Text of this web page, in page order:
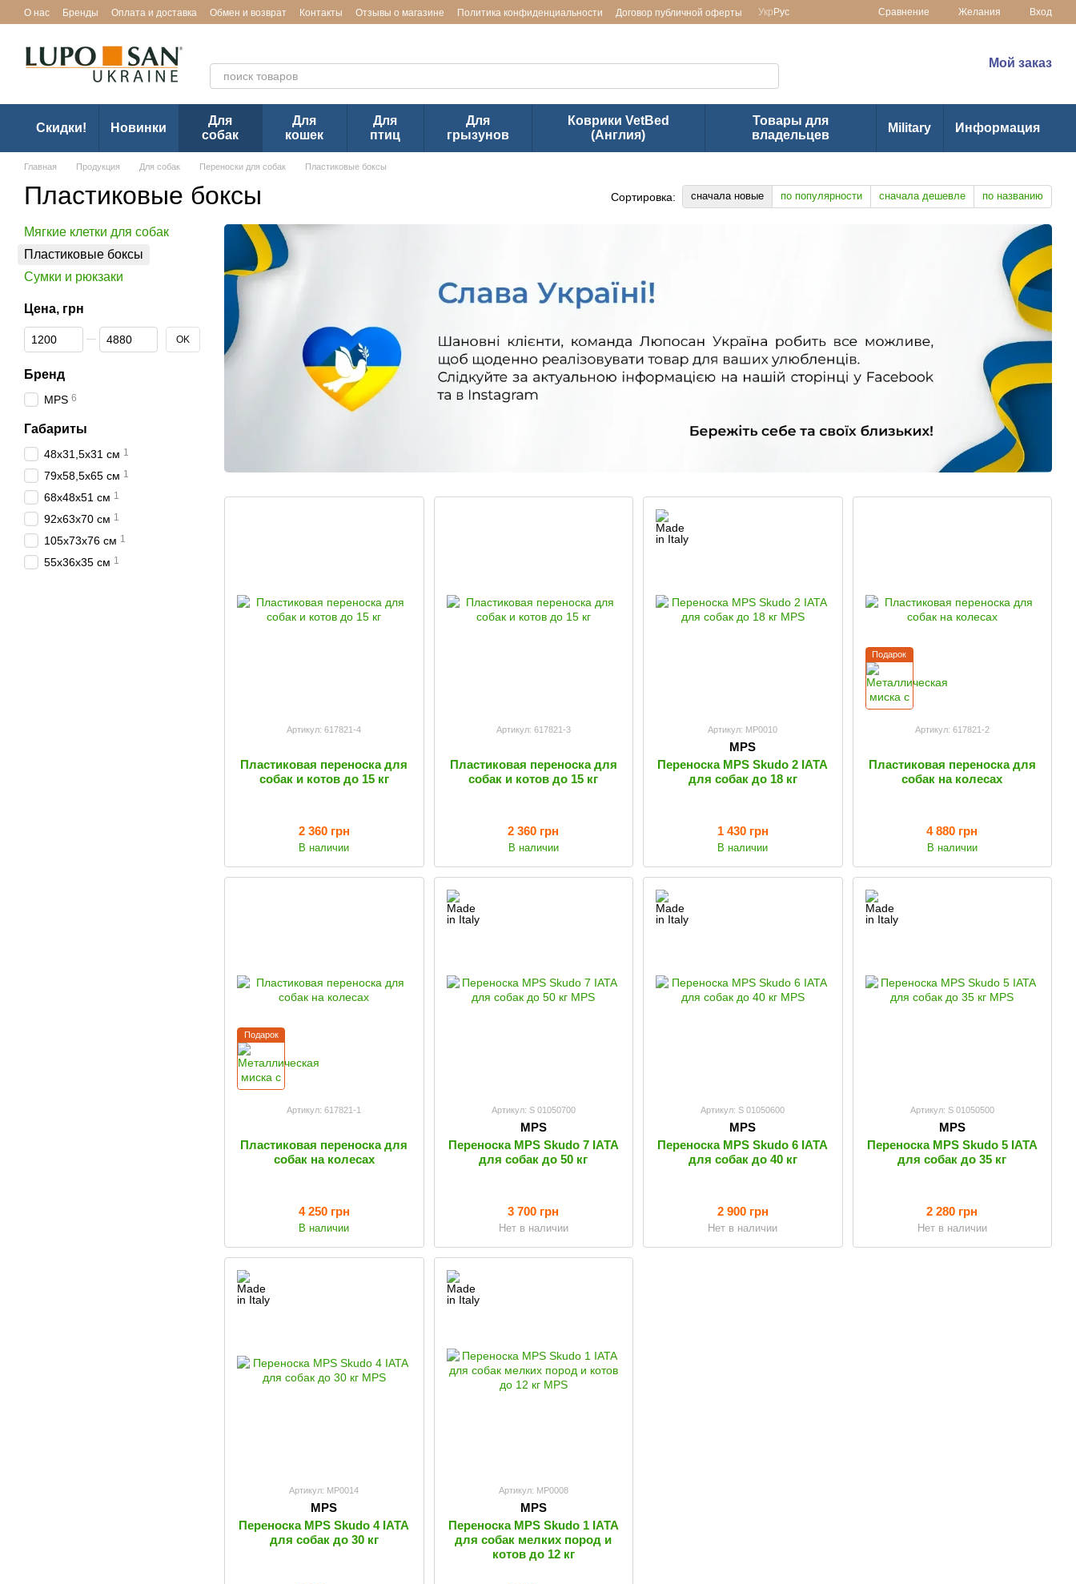
Перейти к основному контенту
О нас Бренды Оплата и доставка Обмен и возврат Контакты Отзывы о магазине Политика конфиденциальности Договор публичной оферты Укр Рус Сравнение Желания Вход
Мой заказ
Скидки! Новинки
Для
собак
Для
кошек
Для
птиц
Для
грызунов
Коврики VetBed
(Англия)
Товары для
владельцев
Military Информация
Главная Продукция Для собак Переноски для собак Пластиковые боксы
Пластиковые боксы Сортировка: сначала новые по популярности сначала дешевле по названию
Артикул: 617821-4
Пластиковая переноска для
собак и котов до 15 кг
2 360 грн
В наличии
Артикул: 617821-3
Пластиковая переноска для
собак и котов до 15 кг
2 360 грн
В наличии
Артикул: MP0010
MPS
Переноска MPS Skudo 2 IATA
для собак до 18 кг
1 430 грн
В наличии
Подарок
Артикул: 617821-2
Пластиковая переноска для
собак на колесах
4 880 грн
В наличии
Подарок
Артикул: 617821-1
Пластиковая переноска для
собак на колесах
4 250 грн
В наличии
Артикул: S 01050700
MPS
Переноска MPS Skudo 7 IATA
для собак до 50 кг
3 700 грн
Нет в наличии
Артикул: S 01050600
MPS
Переноска MPS Skudo 6 IATA
для собак до 40 кг
2 900 грн
Нет в наличии
Артикул: S 01050500
MPS
Переноска MPS Skudo 5 IATA
для собак до 35 кг
2 280 грн
Нет в наличии
Артикул: MP0014
MPS
Переноска MPS Skudo 4 IATA
для собак до 30 кг
Артикул: MP0008
MPS
Переноска MPS Skudo 1 IATA
для собак мелких пород и
котов до 12 кг
Мягкие клетки для собак
Пластиковые боксы
Сумки и рюкзаки
Цена, грн
От Цена, грн
До Цена, грн OK
Бренд
MPS 6
Габариты
48х31,5х31 см 1
79х58,5х65 см 1
68х48х51 см 1
92х63х70 см 1
105х73х76 см 1
55х36х35 см 1